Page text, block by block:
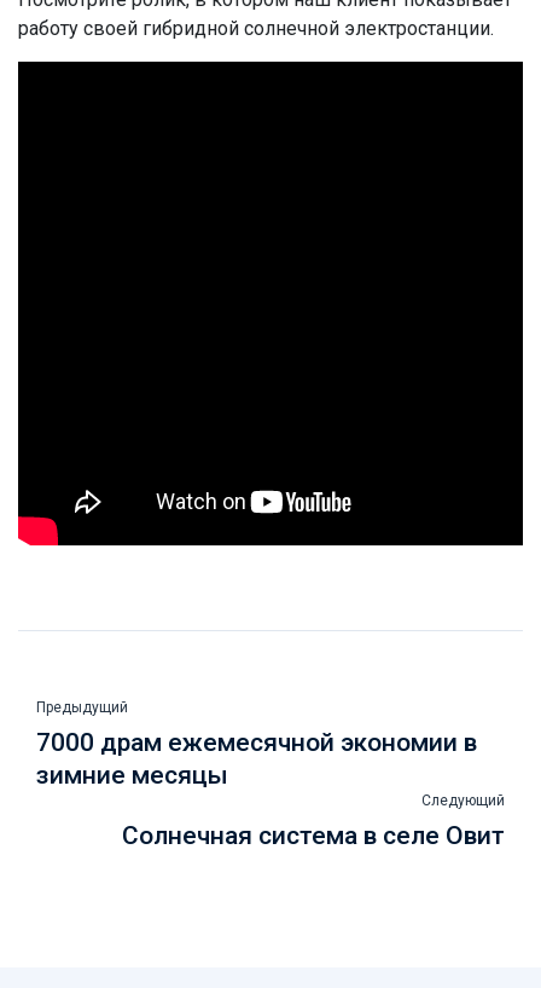
работу своей гибридной солнечной электростанции.
Предыдущий
7000 драм ежемесячной экономии в
зимние месяцы
Следующий
Солнечная система в селе Овит